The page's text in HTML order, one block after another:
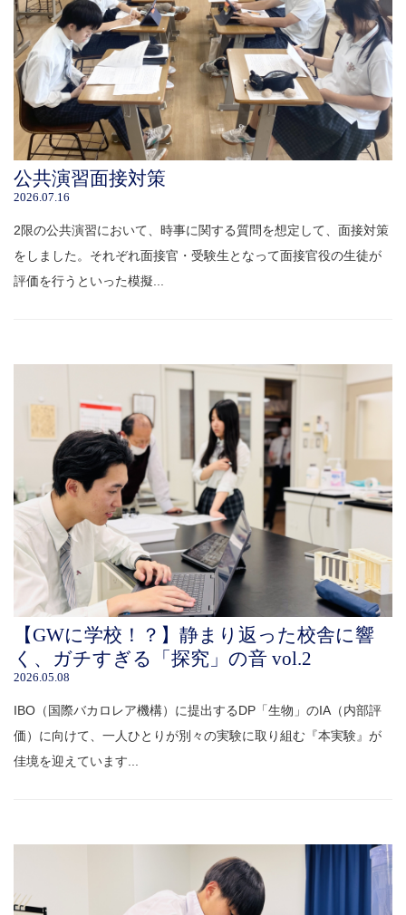
公共演習面接対策
2026.07.16
2限の公共演習において、時事に関する質問を想定して、面接対策
をしました。それぞれ面接官・受験生となって面接官役の生徒が
評価を行うといった模擬...
【GWに学校！？】静まり返った校舎に響
く、ガチすぎる「探究」の音 vol.2
2026.05.08
IBO（国際バカロレア機構）に提出するDP「生物」のIA（内部評
価）に向けて、一人ひとりが別々の実験に取り組む『本実験』が
佳境を迎えています...